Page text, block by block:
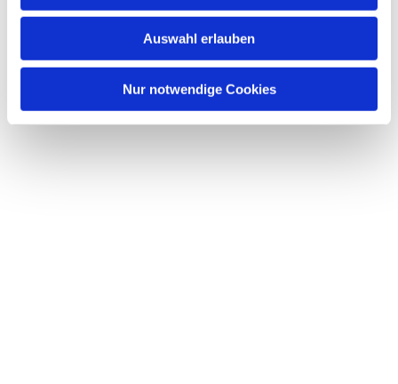
Auswahl erlauben
Nur notwendige Cookies